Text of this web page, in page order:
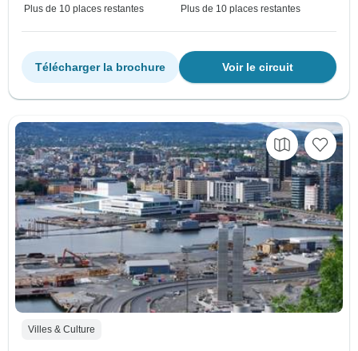
Plus de 10 places restantes Plus de 10 places restantes
Voir le circuit
Télécharger la brochure
Villes & Culture